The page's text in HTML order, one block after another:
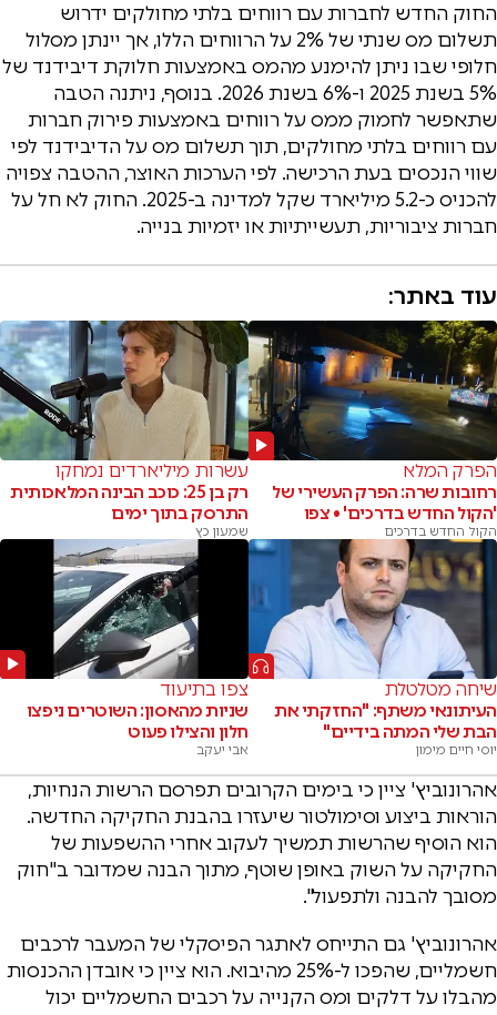
החוק החדש לחברות עם רווחים בלתי מחולקים ידרוש
תשלום מס שנתי של 2% על הרווחים הללו, אך יינתן מסלול
חלופי שבו ניתן להימנע מהמס באמצעות חלוקת דיבידנד של
5% בשנת 2025 ו-6% בשנת 2026. בנוסף, ניתנה הטבה
שתאפשר לחמוק ממס על רווחים באמצעות פירוק חברות
עם רווחים בלתי מחולקים, תוך תשלום מס על הדיבידנד לפי
שווי הנכסים בעת הרכישה. לפי הערכות האוצר, ההטבה צפויה
להכניס כ-5.2 מיליארד שקל למדינה ב-2025. החוק לא חל על
חברות ציבוריות, תעשייתיות או יזמיות בנייה.
עוד באתר:
הפרק המלא
רחובות שרה: הפרק העשירי של
'הקול החדש בדרכים' • צפו
הקול החדש בדרכים
עשרות מיליארדים נמחקו
רק בן 25: כוכב הבינה המלאכותית
התרסק בתוך ימים
שמעון כץ
שיחה מטלטלת
העיתונאי משתף: "החזקתי את
הבת שלי המתה בידיים"
יוסי חיים מימון
צפו בתיעוד
שניות מהאסון: השוטרים ניפצו
חלון והצילו פעוט
אבי יעקב
אהרונוביץ' ציין כי בימים הקרובים תפרסם הרשות הנחיות,
הוראות ביצוע וסימולטור שיעזרו בהבנת החקיקה החדשה.
הוא הוסיף שהרשות תמשיך לעקוב אחרי ההשפעות של
החקיקה על השוק באופן שוטף, מתוך הבנה שמדובר ב"חוק
מסובך להבנה ולתפעול".
אהרונוביץ' גם התייחס לאתגר הפיסקלי של המעבר לרכבים
חשמליים, שהפכו ל-25% מהיבוא. הוא ציין כי אובדן ההכנסות
מהבלו על דלקים ומס הקנייה על רכבים החשמליים יכול